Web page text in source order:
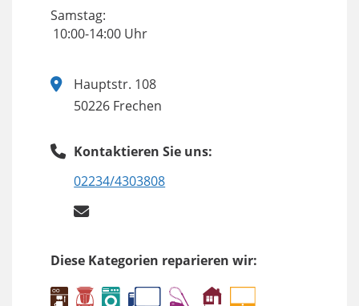
Samstag:
10:00-14:00 Uhr
Hauptstr. 108
50226 Frechen
Kontaktieren Sie uns:
02234/4303808
Diese Kategorien reparieren wir: